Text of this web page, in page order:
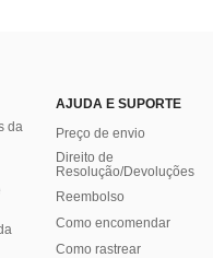
da
AJUDA E SUPORTE
Preço de envio
Direito de
Resolução/Devoluções
Reembolso
Como encomendar
Como rastrear